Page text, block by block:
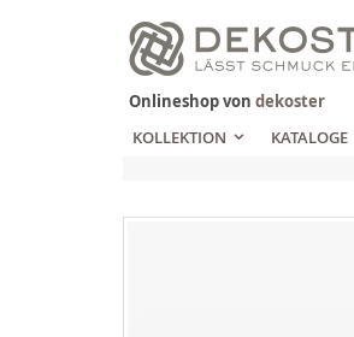
Zum
Inhalt
springen
Onlineshop von dekoster
KOLLEKTION
KATALOGE